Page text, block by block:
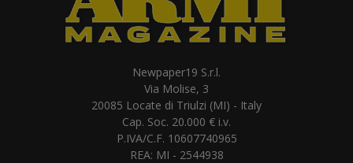
Newpaper19 S.r.l.
Via Molise, 3
20085 Locate di Triulzi (MI) - Italy
Cap. Soc. 20.000 € i.v.
P.IVA/C.F. 10607740965
REA: MI - 2544938